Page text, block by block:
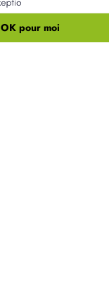
Nos terrains
maisons + terrains